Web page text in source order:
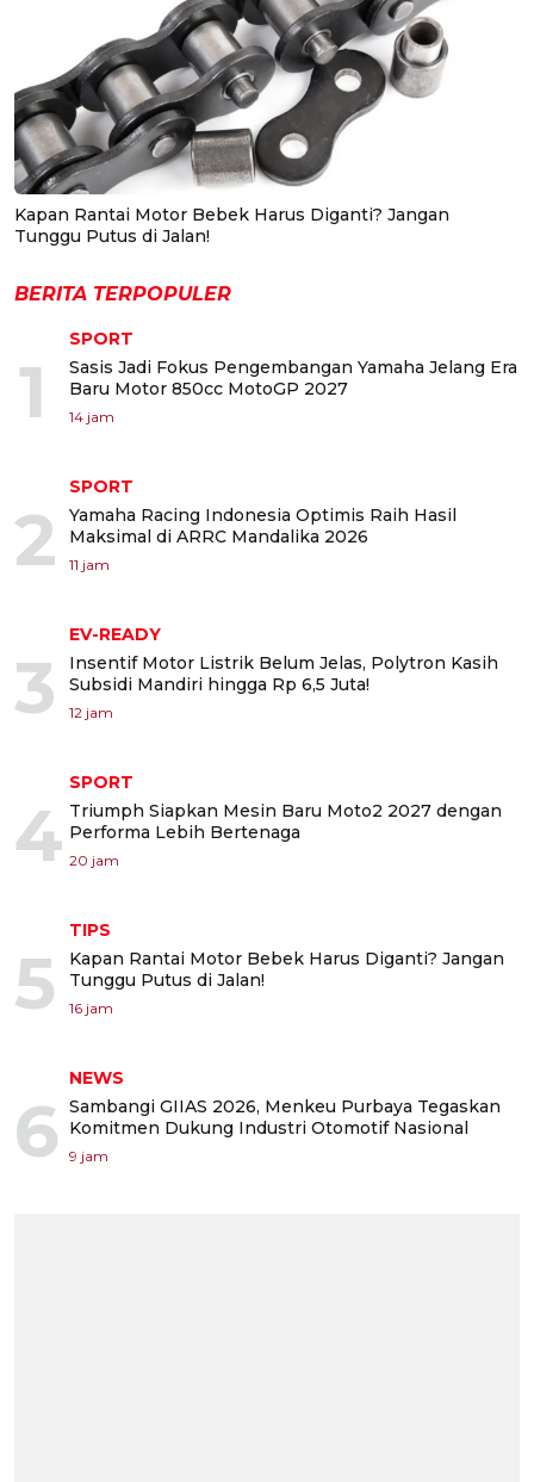
Kapan Rantai Motor Bebek Harus Diganti? Jangan
Tunggu Putus di Jalan!
BERITA TERPOPULER
1
SPORT
Sasis Jadi Fokus Pengembangan Yamaha Jelang Era
Baru Motor 850cc MotoGP 2027
14 jam
2
SPORT
Yamaha Racing Indonesia Optimis Raih Hasil
Maksimal di ARRC Mandalika 2026
11 jam
3
EV-READY
Insentif Motor Listrik Belum Jelas, Polytron Kasih
Subsidi Mandiri hingga Rp 6,5 Juta!
12 jam
4
SPORT
Triumph Siapkan Mesin Baru Moto2 2027 dengan
Performa Lebih Bertenaga
20 jam
5
TIPS
Kapan Rantai Motor Bebek Harus Diganti? Jangan
Tunggu Putus di Jalan!
16 jam
6
NEWS
Sambangi GIIAS 2026, Menkeu Purbaya Tegaskan
Komitmen Dukung Industri Otomotif Nasional
9 jam